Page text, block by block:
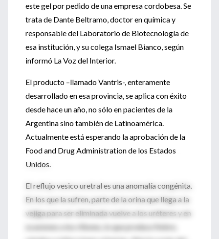
este gel por pedido de una empresa cordobesa. Se
trata de Dante Beltramo, doctor en química y
responsable del Laboratorio de Biotecnología de
esa institución, y su colega Ismael Bianco, según
informó La Voz del Interior.
El producto –llamado Vantris-, enteramente
desarrollado en esa provincia, se aplica con éxito
desde hace un año, no sólo en pacientes de la
Argentina sino también de Latinoamérica.
Actualmente está esperando la aprobación de la
Food and Drug Administration de los Estados
Unidos.
El reflujo vesico uretral es una anomalía congénita.
En los que la sufren, parte de la orina que llega a la
vejiga para ser eliminada vuelve a los uréteres y en
ocasiones a los riñones, lo que produce fiebre,